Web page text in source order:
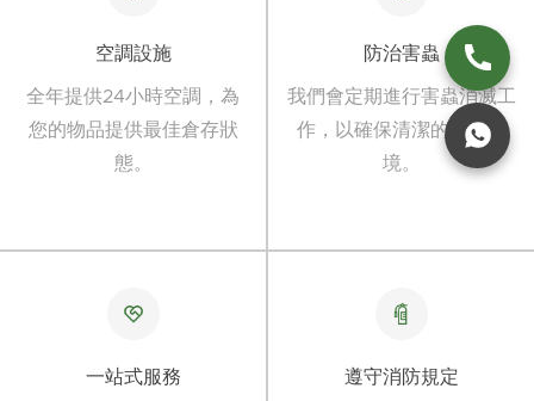
空調設施
全年提供24小時空調，為
您的物品提供最佳倉存狀
態。
防治害蟲
我們會定期進行害蟲消滅工
作，以確保清潔的存儲環
境。
一站式服務 遵守消防規定